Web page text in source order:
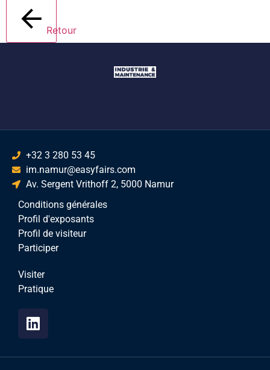
Retour
+32 3 280 53 45
im.namur@easyfairs.com
Av. Sergent Vrithoff 2, 5000 Namur
Conditions générales
Profil d'exposants
Profil de visiteur
Participer
Visiter
Pratique